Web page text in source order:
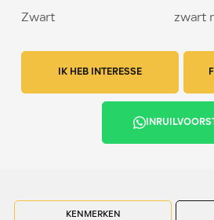
Zwart
zwart
IK HEB INTERESSE
KENMERKEN